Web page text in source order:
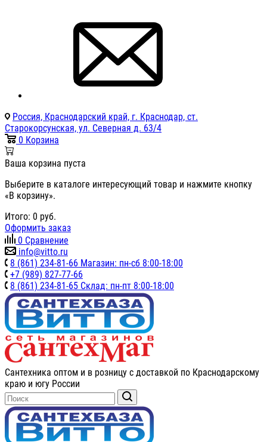
Россия, Краснодарский край, г. Краснодар, ст.
Старокорсунская, ул. Северная д. 63/4
0 Корзина
Ваша корзина пуста
Выберите в каталоге интересующий товар и нажмите кнопку
«В корзину».
Итого: 0 руб.
Оформить заказ
0 Сравнение
info@vitto.ru
8 (861) 234-81-66 Магазин: пн-сб 8:00-18:00
+7 (989) 827-77-66
8 (861) 234-81-65 Склад: пн-пт 8:00-18:00
Сантехника оптом и в розницу с доставкой по Краснодарскому
краю и югу России